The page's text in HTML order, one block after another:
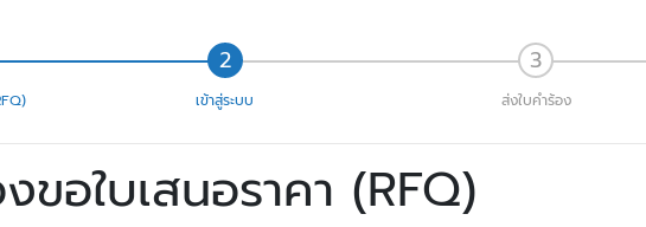
เข้าสู่ระบบ ส่งใบคำร้อง
ขอใบเสนอราคา (RFQ)